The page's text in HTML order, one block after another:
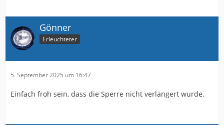
Gönner
Erleuchteter
5. September 2025 um 16:47
Einfach froh sein, dass die Sperre nicht verlängert wurde.